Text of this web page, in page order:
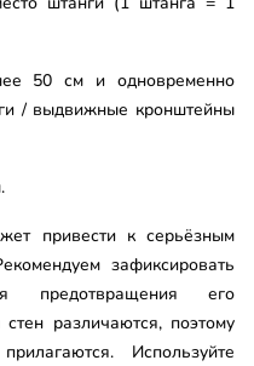
50 см и одновременно
/ выдвижные кронштейны
привести к серьёзным
зафиксировать
его
различаются, поэтому
Используйте